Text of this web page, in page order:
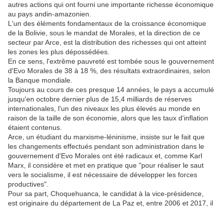
autres actions qui ont fourni une importante richesse économique
au pays andin-amazonien.
L'un des éléments fondamentaux de la croissance économique
de la Bolivie, sous le mandat de Morales, et la direction de ce
secteur par Arce, est la distribution des richesses qui ont atteint
les zones les plus dépossédées.
En ce sens, l'extrême pauvreté est tombée sous le gouvernement
d'Evo Morales de 38 à 18 %, des résultats extraordinaires, selon
la Banque mondiale.
Toujours au cours de ces presque 14 années, le pays a accumulé
jusqu'en octobre dernier plus de 15,4 milliards de réserves
internationales, l'un des niveaux les plus élevés au monde en
raison de la taille de son économie, alors que les taux d'inflation
étaient contenus.
Arce, un étudiant du marxisme-léninisme, insiste sur le fait que
les changements effectués pendant son administration dans le
gouvernement d'Evo Morales ont été radicaux et, comme Karl
Marx, il considère et met en pratique que "pour réaliser le saut
vers le socialisme, il est nécessaire de développer les forces
productives".
Pour sa part, Choquehuanca, le candidat à la vice-présidence,
est originaire du département de La Paz et, entre 2006 et 2017, il